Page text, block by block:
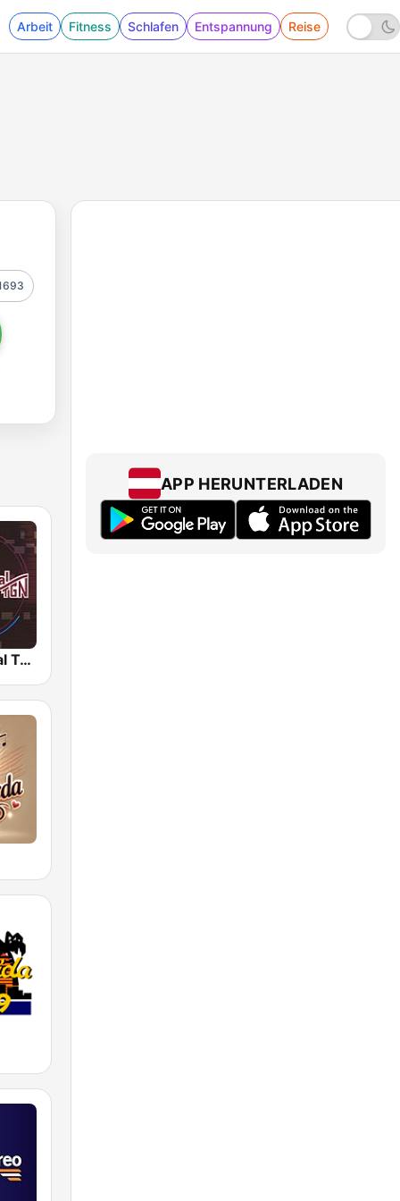
Arbeit Fitness Schlafen Entspannung Reise
Radio Cultural TGN
APP HERUNTERLADEN